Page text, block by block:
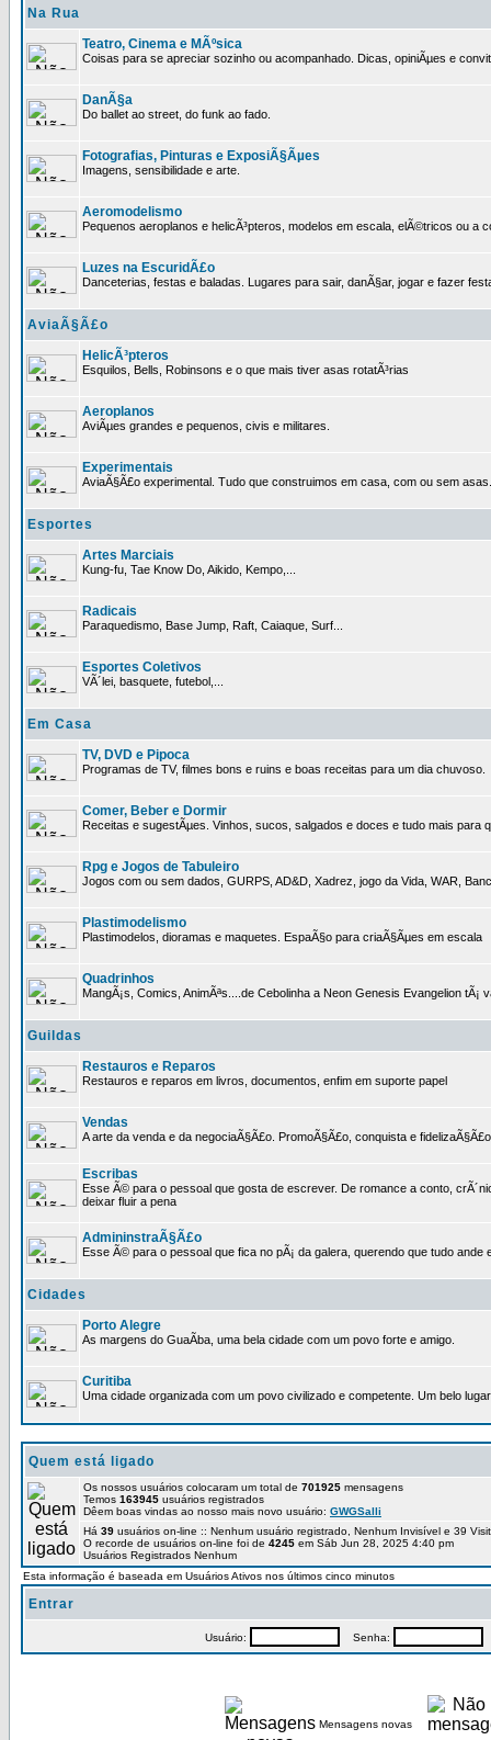
Na Rua
Teatro, Cinema e MÃºsica
Coisas para se apreciar sozinho ou acompanhado. Dicas, opiniÃµes e
DanÃ§a
Do ballet ao street, do funk ao fado.
Fotografias, Pinturas e ExposiÃ§Ãµes
Imagens, sensibilidade e arte.
Aeromodelismo
Pequenos aeroplanos e helicÃ³pteros, modelos em escala, elÃ©tricos ou a
Luzes na EscuridÃ£o
Danceterias, festas e baladas. Lugares para sair, danÃ§ar, jogar e fazer
AviaÃ§Ã£o
HelicÃ³pteros
Esquilos, Bells, Robinsons e o que mais tiver asas rotatÃ³rias
Aeroplanos
AviÃµes grandes e pequenos, civis e militares.
Experimentais
AviaÃ§Ã£o experimental. Tudo que construimos em casa, com ou sem asas.
Esportes
Artes Marciais
Kung-fu, Tae Know Do, Aikido, Kempo,...
Radicais
Paraquedismo, Base Jump, Raft, Caiaque, Surf...
Esportes Coletivos
VÃ´lei, basquete, futebol,...
Em Casa
TV, DVD e Pipoca
Programas de TV, filmes bons e ruins e boas receitas para um dia chuvoso.
Comer, Beber e Dormir
Receitas e sugestÃµes. Vinhos, sucos, salgados e doces e tudo mais para
Rpg e Jogos de Tabuleiro
Jogos com ou sem dados, GURPS, AD&D, Xadrez, jogo da Vida, WAR,
Plastimodelismo
Plastimodelos, dioramas e maquetes. EspaÃ§o para criaÃ§Ãµes em escala
Quadrinhos
MangÃ¡s, Comics, AnimÃªs....de Cebolinha a Neon Genesis Evangelion tÃ¡
Guildas
Restauros e Reparos
Restauros e reparos em livros, documentos, enfim em suporte papel
Vendas
A arte da venda e da negociaÃ§Ã£o. PromoÃ§Ã£o, conquista e
Escribas
Esse Ã© para o pessoal que gosta de escrever. De romance a conto,
deixar fluir a pena
AdmininstraÃ§Ã£o
Esse Ã© para o pessoal que fica no pÃ¡ da galera, querendo que tudo ande
Cidades
Porto Alegre
As margens do GuaÃ­ba, uma bela cidade com um povo forte e amigo.
Curitiba
Uma cidade organizada com um povo civilizado e competente. Um belo
Quem está ligado
Os nossos usuários colocaram um total de 701925 mensagens
Temos 163945 usuários registrados
Dêem boas vindas ao nosso mais novo usuário: GWGSalli
Há 39 usuários on-line :: Nenhum usuário registrado, Nenhum Invisível e 39
O recorde de usuários on-line foi de 4245 em Sáb Jun 28, 2025 4:40 pm
Usuários Registrados Nenhum
Esta informação é baseada em Usuários Ativos nos últimos cinco minutos
Entrar
Usuário: Senha:
Mensagens novas